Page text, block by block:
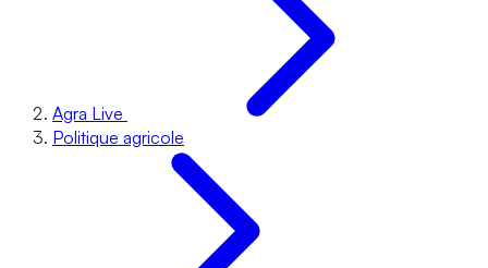
Agra Live
Politique agricole